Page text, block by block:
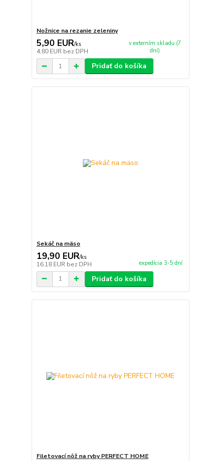
Nožnice na rezanie zeleniny
5,90 EUR/ks
4,80 EUR bez DPH
v externím skladu (7
dní)
Pridať do košíka
Sekáč na mäso
19,90 EUR/ks
16,18 EUR bez DPH expedícia 3-5 dní
Pridať do košíka
Filetovací nôž na ryby PERFECT HOME